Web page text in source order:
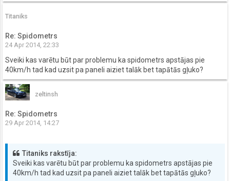
Titaniks
Re: Spidometrs
24 Apr 2014, 22:33
Sveiki kas varētu būt par problemu ka spidometrs apstājas pie
40km/h tad kad uzsit pa paneli aiziet talāk bet tapātās gļuko?
zeltinsh
Re: Spidometrs
29 Apr 2014, 14:27
Titaniks rakstīja:
Sveiki kas varētu būt par problemu ka spidometrs apstājas pie
40km/h tad kad uzsit pa paneli aiziet talāk bet tapātās gļuko?